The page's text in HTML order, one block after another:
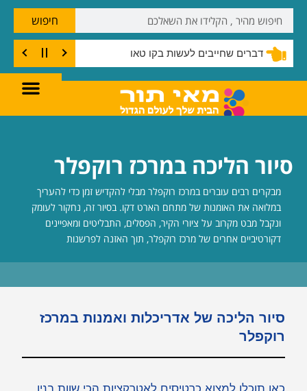
דברים שחייבים לעשות בקו טאו
חיפוש
סיור הליכה במרכז רוקפלר
מבקרים רבים עוברים במרכז רוקפלר מבלי להקדיש זמן כדי להעריך
במלואה את האומנות של מתחם הארט דקו. בסיור זה, נחקור לעומק
ונקבל מבט מקרוב על ציורי הקיר, הפסלים, התבליטים ומאפיינים
דקורטיביים אחרים של מרכז רוקפלר, תוך האזנה לפרשנות
סיור הליכה של אדריכלות ואמנות במרכז
רוקפלר